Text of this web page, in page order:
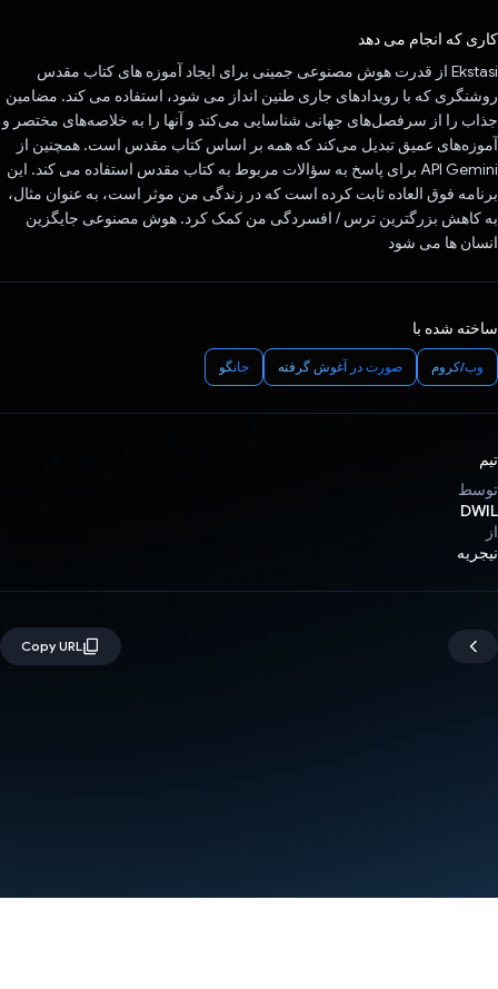
کاری که انجام می دهد
Ekstasi از قدرت هوش مصنوعی جمینی برای ایجاد آموزه های کتاب مقدس
روشنگری که با رویدادهای جاری طنین انداز می شود، استفاده می کند. مضامین
جذاب را از سرفصل‌های جهانی شناسایی می‌کند و آنها را به خلاصه‌های مختصر و
آموزه‌های عمیق تبدیل می‌کند که همه بر اساس کتاب مقدس است. همچنین از
API Gemini برای پاسخ به سؤالات مربوط به کتاب مقدس استفاده می کند. این
برنامه فوق العاده ثابت کرده است که در زندگی من موثر است، به عنوان مثال،
به کاهش بزرگترین ترس / افسردگی من کمک کرد. هوش مصنوعی جایگزین
انسان ها می شود
ساخته شده با
وب/کروم صورت در آغوش گرفته جانگو
تیم
توسط
DWIL
از
نیجریه